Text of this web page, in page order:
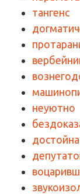
тангенс
неуютно
достойна